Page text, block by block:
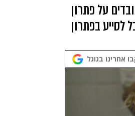
על פתרון
לסייע בפתרון
אחרינו בגוגל